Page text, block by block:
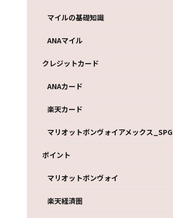
マイルの基礎知識
ANAマイル
クレジットカード
ANAカード
楽天カード
マリオットボンヴォイアメックス_SPG
ポイント
マリオットボンヴォイ
楽天経済圏